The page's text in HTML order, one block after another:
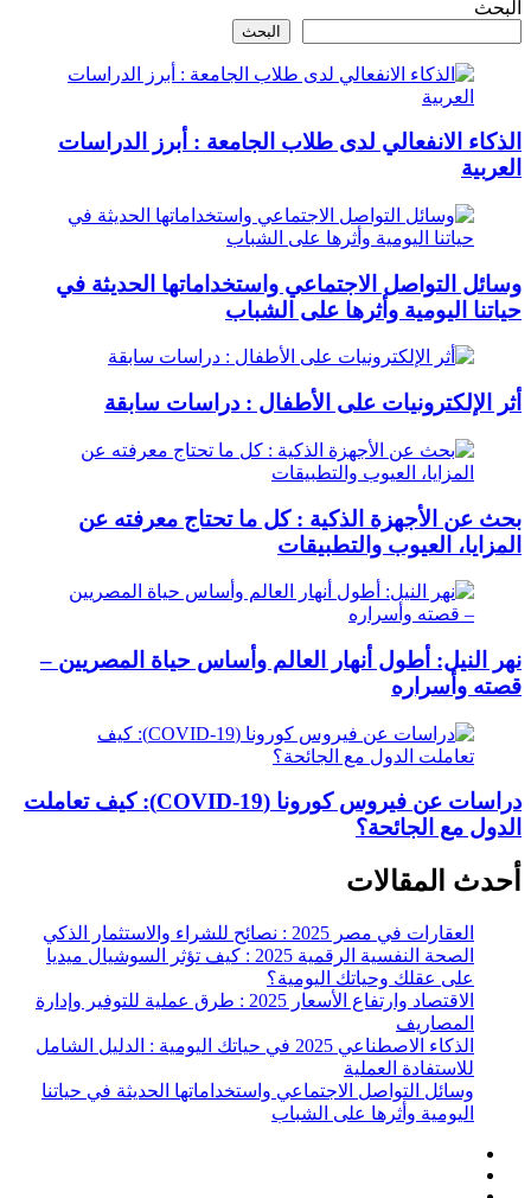
البحث
البحث
الذكاء الانفعالي لدى طلاب الجامعة : أبرز الدراسات
العربية
وسائل التواصل الاجتماعي واستخداماتها الحديثة في
حياتنا اليومية وأثرها على الشباب
أثر الإلكترونيات على الأطفال : دراسات سابقة
بحث عن الأجهزة الذكية : كل ما تحتاج معرفته عن
المزايا، العيوب والتطبيقات
نهر النيل: أطول أنهار العالم وأساس حياة المصريين –
قصته وأسراره
دراسات عن فيروس كورونا (COVID-19): كيف تعاملت
الدول مع الجائحة؟
أحدث المقالات
العقارات في مصر 2025 : نصائح للشراء والاستثمار الذكي
الصحة النفسية الرقمية 2025 : كيف تؤثر السوشيال ميديا
على عقلك وحياتك اليومية؟
الاقتصاد وارتفاع الأسعار 2025 : طرق عملية للتوفير وإدارة
المصاريف
الذكاء الاصطناعي 2025 في حياتك اليومية : الدليل الشامل
للاستفادة العملية
وسائل التواصل الاجتماعي واستخداماتها الحديثة في حياتنا
اليومية وأثرها على الشباب